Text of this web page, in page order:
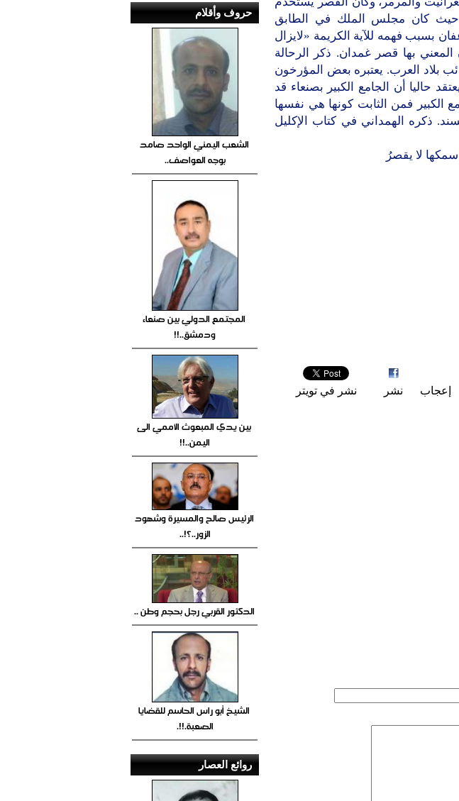
حيث كان مجلس الملك في الطابق
بسبب فهمه للآية الكريمة «لايزال
المعني بها قصر غمدان. ذكر الرحالة
بلاد العرب. يعتبره بعض المؤرخون
حاليا أن الجامع الكبير بصنعاء قد
الكبير فمن الثابت كونها هي نفسها
ذكره الهمداني في كتاب الإكليل
لا يقصرُ
إعجاب نشر نشر في تويتر
حروف وأقلام
الشعب اليمني الواحد صامد
بوجه العواصف..
المجتمع الدولي بين صنعاء
ودمشق..!!
بين يدي المبعوث الأممي الى
اليمن..!!
الرئيس صالح والمسيرة وشهود
الزور..؟!..
الدكتور القربي رجل بحجم وطن ..
الشيخ أبو راس الحاسم للقضايا
الصعبة.!!.
روائع العصار